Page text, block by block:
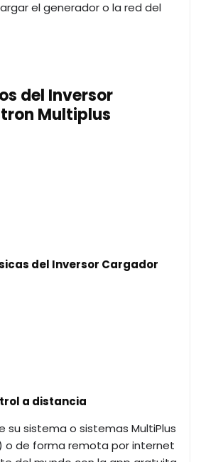
el generador o la red del
del Inversor
Multiplus
del Inversor Cargador
a distancia
su sistema o sistemas MultiPlus
o de forma remota por internet